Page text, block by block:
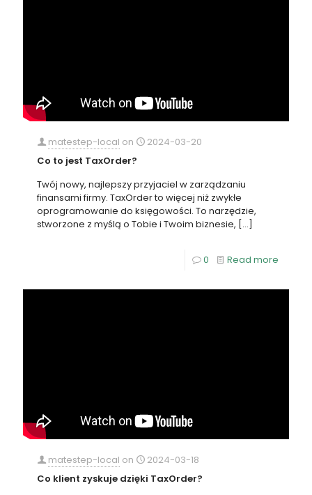
matestep-local on
2024-03-20
Co to jest TaxOrder?
Twój nowy, najlepszy przyjaciel w zarządzaniu
finansami firmy. TaxOrder to więcej niż zwykłe
oprogramowanie do księgowości. To narzędzie,
stworzone z myślą o Tobie i Twoim biznesie, […]
0 Read more
matestep-local on
2024-03-18
Co klient zyskuje dzięki TaxOrder?